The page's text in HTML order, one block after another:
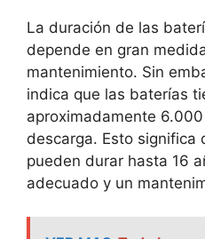
La duración de las
depende en gran
mantenimiento. Sin
indica que las baterías
aproximadamente
descarga. Esto significa
pueden durar hasta 16
adecuado y un